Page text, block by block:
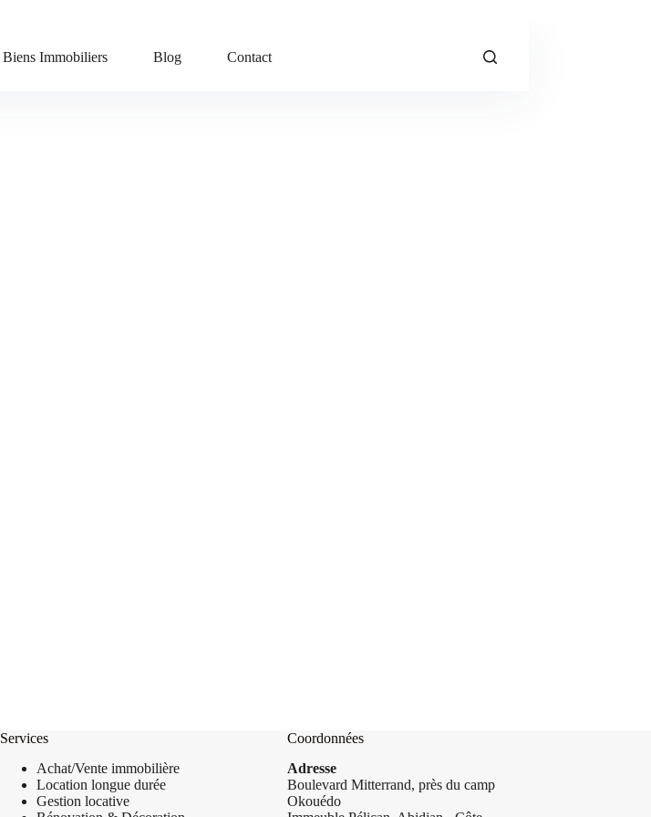
Biens Immobiliers Blog Contact
Services
Achat/Vente immobilière
Location longue durée
Gestion locative
Coordonnées
Adresse
Boulevard Mitterrand, près du camp
Okouédo